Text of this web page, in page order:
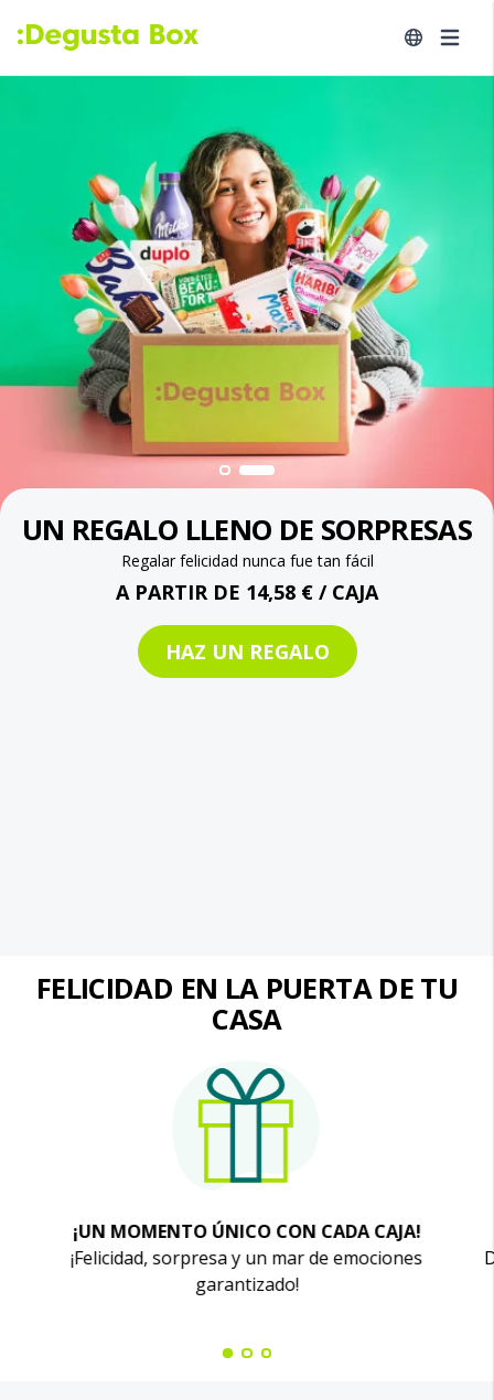
Tu deliciosa caja sorpresa
8,49 € / mes
16,99 € / mes
FELICIDAD EN LA PUERTA DE TU
CASA
¡UN MOMENTO ÚNICO CON CADA CAJA!
¡Felicidad, sorpresa y un mar de emociones
garantizado!